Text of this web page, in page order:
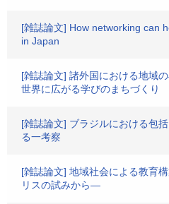
[雑誌論文] How networking can
in Japan
[雑誌論文] 諸外国における地域
世界に広がる学びのまちづくり
[雑誌論文] ブラジルにおける包
る一考察
[雑誌論文] 地域社会による教育
リスの試みから―